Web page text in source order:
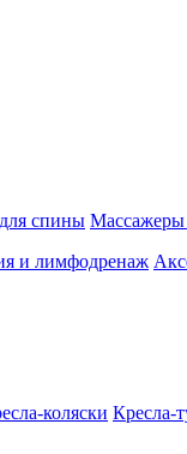
спины Массажеры
и лимфодренаж
коляски Кресла-